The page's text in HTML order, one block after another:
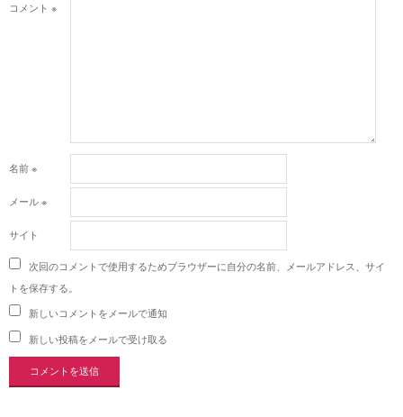
コメント ※
名前 ※
メール ※
サイト
次回のコメントで使用するためブラウザーに自分の名前、メールアドレス、サイ
トを保存する。
新しいコメントをメールで通知
新しい投稿をメールで受け取る